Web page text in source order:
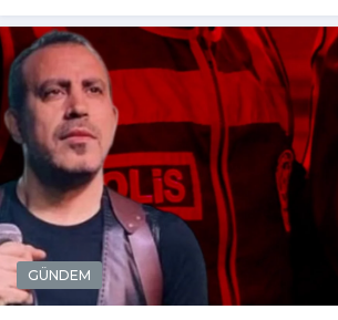
GÜNDEM